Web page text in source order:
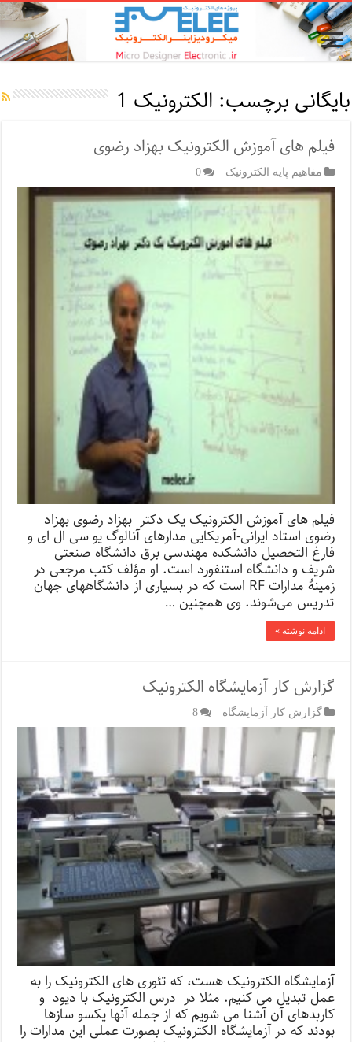
بایگانی برچسب: الکترونیک 1
فیلم های آموزش الکترونیک بهزاد رضوی
مفاهیم پایه الکترونیک 0
فیلم های آموزش الکترونیک یک دکتر بهزاد رضوی بهزاد
رضوی استاد ایرانی-آمریکایی مدارهای آنالوگ یو سی ال ای و
فارغ التحصیل دانشکده مهندسی برق دانشگاه صنعتی
شریف و دانشگاه استنفورد است. او مؤلف کتب مرجعی در
زمینهٔ مدارات RF است که در بسیاری از دانشگاههای جهان
تدریس می‌شوند. وی همچنین …
ادامه نوشته »
گزارش کار آزمایشگاه الکترونیک
گزارش کار آزمایشگاه 8
آزمایشگاه الکترونیک هست، که تئوری های الکترونیک را به
عمل تبدیل می کنیم. مثلا در درس الکترونیک با دیود و
کاربدهای آن آشنا می شویم که از جمله آنها یکسو سازها
بودند که در آزمایشگاه الکترونیک بصورت عملی این مدارات را